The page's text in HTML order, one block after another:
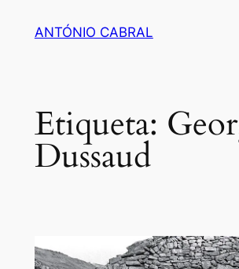
ANTÓNIO CABRAL
Etiqueta:
Dussaud